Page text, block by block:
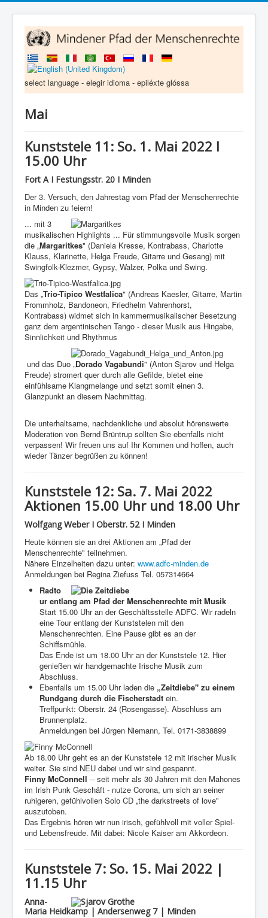
select language - elegir idioma - epiléxte glóssa
Mai
Kunststele 11: So. 1. Mai 2022 I
15.00 Uhr
Fort A I Festungsstr. 20 I Minden
Der 3. Versuch, den Jahrestag vom Pfad der Menschenrechte
in Minden zu feiern!
... mit 3
musikalischen Highlights ... Für stimmungsvolle Musik sorgen
die „Margaritkes" (Daniela Kresse, Kontrabass, Charlotte
Klauss, Klarinette, Helga Freude, Gitarre und Gesang) mit
Swingfolk-Klezmer, Gypsy, Walzer, Polka und Swing.
Das „Trio-Tipico Westfalica" (Andreas Kaesler, Gitarre, Martin
Frommholz, Bandoneon, Friedhelm Vahrenhorst,
Kontrabass) widmet sich in kammermusikalischer Besetzung
ganz dem argentinischen Tango - dieser Musik aus Hingabe,
Sinnlichkeit und Rhythmus
und das Duo „Dorado Vagabundi" (Anton Sjarov und Helga
Freude) stromert quer durch alle Gefilde, bietet eine
einfühlsame Klangmelange und setzt somit einen 3.
Glanzpunkt an diesem Nachmittag.
Die unterhaltsame, nachdenkliche und absolut hörenswerte
Moderation von Bernd Brüntrup sollten Sie ebenfalls nicht
verpassen! Wir freuen uns auf Ihr Kommen und hoffen, auch
wieder Tänzer begrüßen zu können!
Kunststele 12: Sa. 7. Mai 2022
Aktionen 15.00 Uhr und 18.00 Uhr
Wolfgang Weber I Oberstr. 52 I Minden
Heute können sie an drei Aktionen am „Pfad der
Menschenrechte" teilnehmen.
Nähere Einzelheiten dazu unter: www.adfc-minden.de
Anmeldungen bei Regina Ziefuss Tel. 057314664
Radto
ur entlang am Pfad der Menschenrechte mit Musik
Start 15.00 Uhr an der Geschäftsstelle ADFC. Wir radeln
eine Tour entlang der Kunststelen mit den
Menschenrechten. Eine Pause gibt es an der
Schiffsmühle.
Das Ende ist um 18.00 Uhr an der Kunststele 12. Hier
genießen wir handgemachte Irische Musik zum
Abschluss.
Ebenfalls um 15.00 Uhr laden die „Zeitdiebe" zu einem
Rundgang durch die Fischerstadt ein.
Treffpunkt: Oberstr. 24 (Rosengasse). Abschluss am
Brunnenplatz.
Anmeldungen bei Jürgen Niemann, Tel. 0171-3838899
Ab 18.00 Uhr geht es an der Kunststele 12 mit irischer Musik
weiter. Sie sind NEU dabei und wir sind gespannt.
Finny McConnell -- seit mehr als 30 Jahren mit den Mahones
im Irish Punk Geschäft - nutze Corona, um sich an seiner
ruhigeren, gefühlvollen Solo CD „the darkstreets of love"
auszutoben.
Das Ergebnis hören wir nun irisch, gefühlvoll mit voller Spiel-
und Lebensfreude. Mit dabei: Nicole Kaiser am Akkordeon.
Kunststele 7: So. 15. Mai 2022 |
11.15 Uhr
Anna-
Maria Heidkamp | Andersenweg 7 | Minden